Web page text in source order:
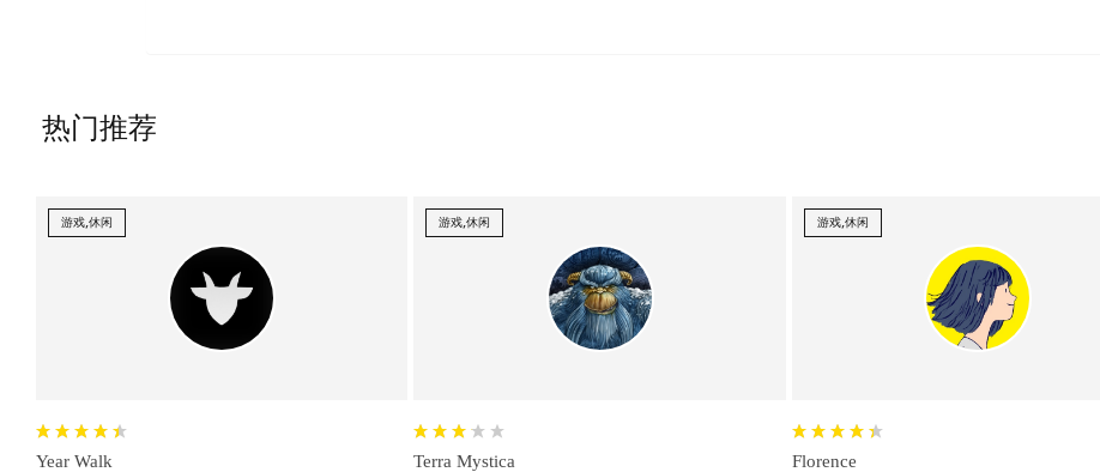
热门推荐
游戏,休闲
Year Walk
游戏,休闲
Terra Mystica
游戏,休闲
Florence